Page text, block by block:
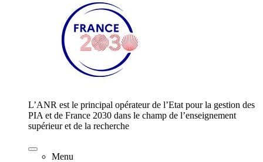
L’ANR est le principal opérateur de l’Etat pour la gestion des
PIA et de France 2030 dans le champ de l’enseignement
supérieur et de la recherche
Menu